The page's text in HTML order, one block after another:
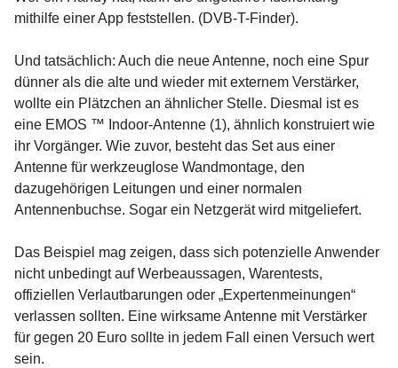
mithilfe einer App feststellen. (DVB-T-Finder).
Und tatsächlich: Auch die neue Antenne, noch eine Spur
dünner als die alte und wieder mit externem Verstärker,
wollte ein Plätzchen an ähnlicher Stelle. Diesmal ist es
eine EMOS ™ Indoor-Antenne (1), ähnlich konstruiert wie
ihr Vorgänger. Wie zuvor, besteht das Set aus einer
Antenne für werkzeuglose Wandmontage, den
dazugehörigen Leitungen und einer normalen
Antennenbuchse. Sogar ein Netzgerät wird mitgeliefert.
Das Beispiel mag zeigen, dass sich potenzielle Anwender
nicht unbedingt auf Werbeaussagen, Warentests,
offiziellen Verlautbarungen oder „Expertenmeinungen“
verlassen sollten. Eine wirksame Antenne mit Verstärker
für gegen 20 Euro sollte in jedem Fall einen Versuch wert
sein.